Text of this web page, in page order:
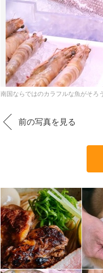
南国ならではのカラフルな魚がそろう
前の写真を見る